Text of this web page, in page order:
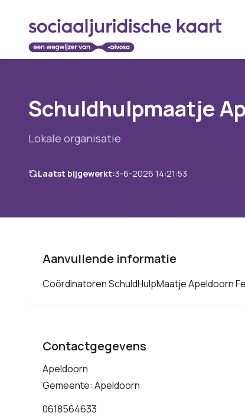
Schuldhulpmaatje
Lokale organisatie
Laatst bijgewerkt:3-6-2026 14:21:53
Aanvullende informatie
Coördinatoren SchuldHulpMaatje Apeldoorn
Contactgegevens
Apeldoorn
Gemeente: Apeldoorn
0618564633